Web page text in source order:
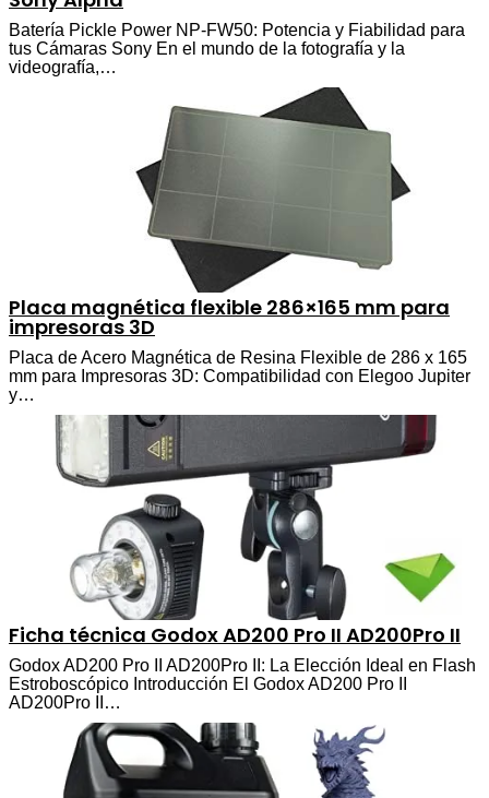
Batería Pickle Power NP-FW50: Potencia y Fiabilidad para
tus Cámaras Sony En el mundo de la fotografía y la
videografía,…
Placa magnética flexible 286×165 mm para
impresoras 3D
Placa de Acero Magnética de Resina Flexible de 286 x 165
mm para Impresoras 3D: Compatibilidad con Elegoo Jupiter
y…
Ficha técnica Godox AD200 Pro II AD200Pro II
Godox AD200 Pro II AD200Pro II: La Elección Ideal en Flash
Estroboscópico Introducción El Godox AD200 Pro II
AD200Pro II…